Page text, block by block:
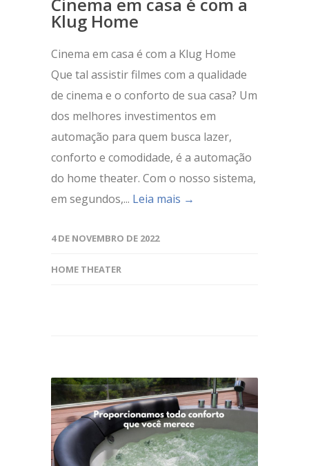
Klug Home
Cinema em casa é com a Klug Home
Que tal assistir filmes com a qualidade
de cinema e o conforto de sua casa? Um
dos melhores investimentos em
automação para quem busca lazer,
conforto e comodidade, é a automação
do home theater. Com o nosso sistema,
em segundos,... Leia mais →
4 DE NOVEMBRO DE 2022
HOME THEATER